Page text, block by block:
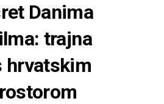
Danima
trajna
hrvatskim